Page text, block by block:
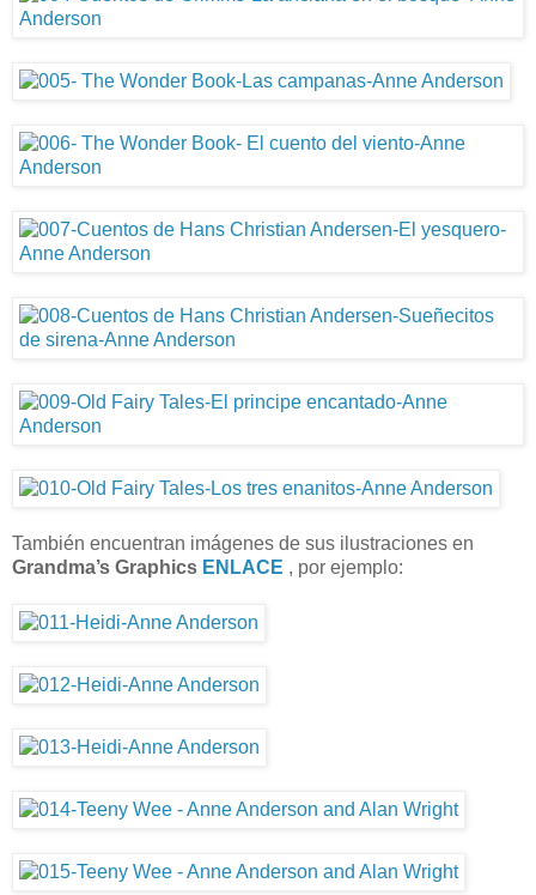
También encuentran imágenes de sus ilustraciones en
Grandma’s Graphics ENLACE , por ejemplo: